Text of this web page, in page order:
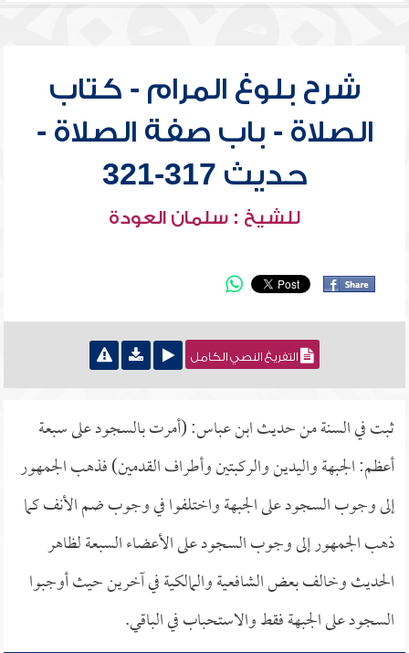
شرح بلوغ المرام - كتاب
الصلاة - باب صفة الصلاة -
حديث 317-321
للشيخ : سلمان العودة
التفريغ النصي الكامل
ثبت في السنة من حديث ابن عباس: (أمرت بالسجود على سبعة
أعظم: الجبهة واليدين والركبتين وأطراف القدمين) فذهب الجمهور
إلى وجوب السجود على الجبهة واختلفوا في وجوب ضم الأنف كما
ذهب الجمهور إلى وجوب السجود على الأعضاء السبعة لظاهر
الحديث وخالف بعض الشافعية والمالكية في آخرين حيث أوجبوا
السجود على الجبهة فقط والاستحباب في الباقي.